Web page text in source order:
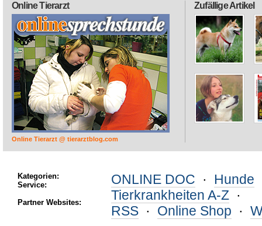
Zufällige Artikel
Online Tierarzt
Online Tierarzt @ tierarztblog.com
Kategorien:
Service:
Partner Websites:
ONLINE DOC · Hunde
Tierkrankheiten A-Z ·
RSS · Online Shop ·